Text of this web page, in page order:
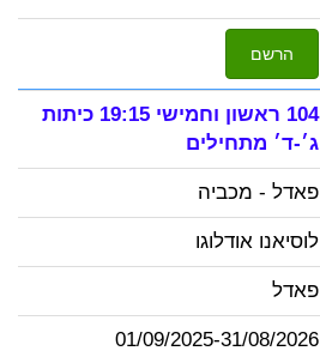
הרשם
104 ראשון וחמישי 19:15 כיתות
ג׳-ד׳ מתחילים
פאדל - מכביה
לוסיאנו אודלוגו
פאדל
01/09/2025-31/08/2026